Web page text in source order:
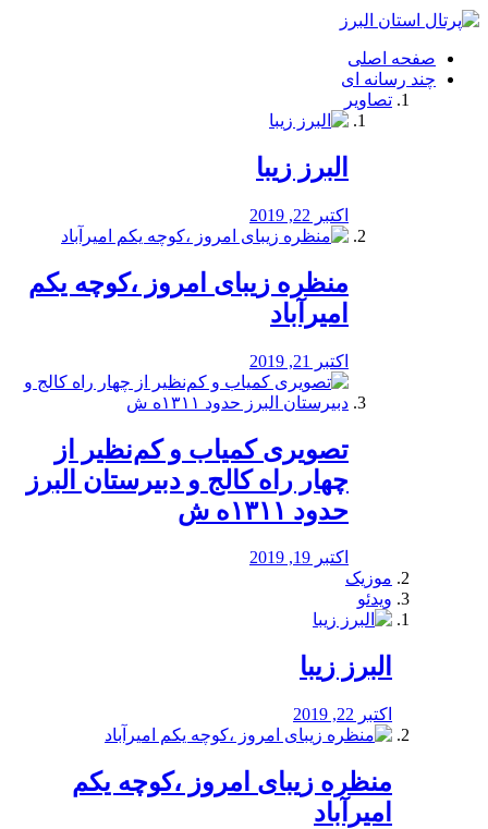
فصد
شرق
تهران
خشکشویی
صفحه اصلی
چند رسانه ای
تصاویر
البرز زیبا
اکتبر 22, 2019
منظره‌‌ زیبای امروز ،کوچه یکم
امیرآباد
اکتبر 21, 2019
️تصویری کمیاب و کم‌نظیر از
چهار راه كالج و دبيرستان البرز
حدود ۱۳۱۱ه ش
اکتبر 19, 2019
موزیک
ویدئو
البرز زیبا
اکتبر 22, 2019
منظره‌‌ زیبای امروز ،کوچه یکم
امیرآباد